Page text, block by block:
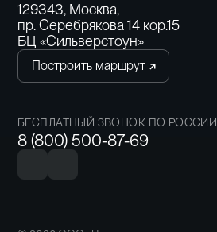
129343, Москва,
пр. Серебрякова 14 кор.15
БЦ «Сильверстоун»
Построить маршрут
БЕСПЛАТНЫЙ ЗВОНОК ПО РОССИИ
8 (800) 500-87-69